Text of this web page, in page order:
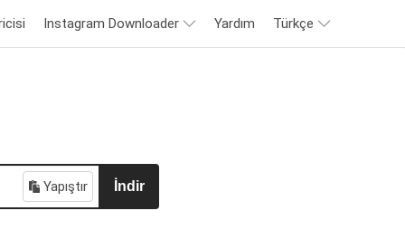
Instagram Downloader Yardım Türkçe
Yapıştır İndir